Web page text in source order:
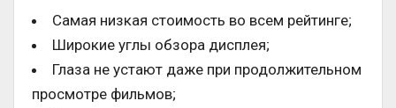
Самая низкая стоимость во всем рейтинге;
Широкие углы обзора дисплея;
Глаза не устают даже при продолжительном
просмотре фильмов;